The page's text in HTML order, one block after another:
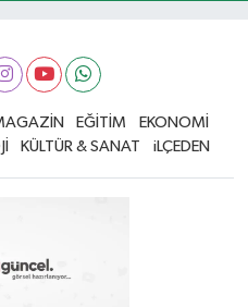
EĞİTİM
EKONOMİ
KÜLTÜR & SANAT iLÇEDEN